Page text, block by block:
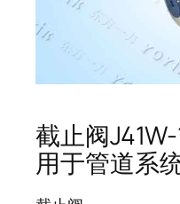
截止阀
用于管道系